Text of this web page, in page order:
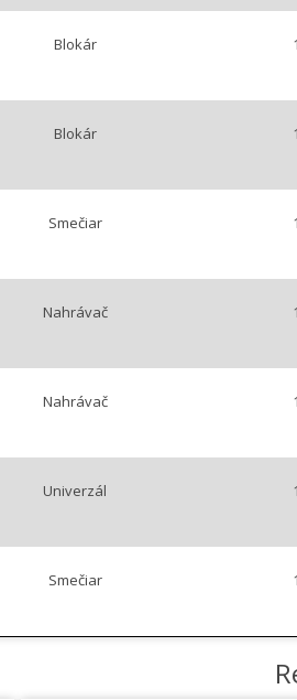
Blokár
Blokár
Smečiar
Nahrávač
Nahrávač
Univerzál
Smečiar